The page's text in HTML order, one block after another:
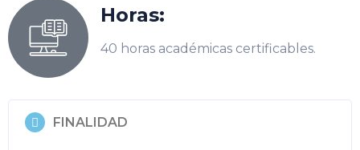
Horas:
40 horas académicas certificables.
FINALIDAD